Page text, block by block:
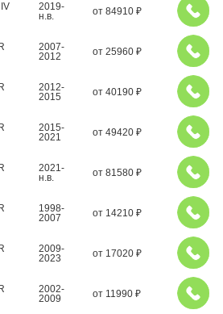
2019-
н.в.
от 84910 ₽
2007-
2012
от 25960 ₽
2012-
2015
от 40190 ₽
2015-
2021
от 49420 ₽
2021-
н.в.
от 81580 ₽
1998-
2007
от 14210 ₽
2009-
2023
от 17020 ₽
2002-
2009
от 11990 ₽